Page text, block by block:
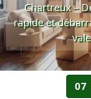
Chartreux –
rapide et
07